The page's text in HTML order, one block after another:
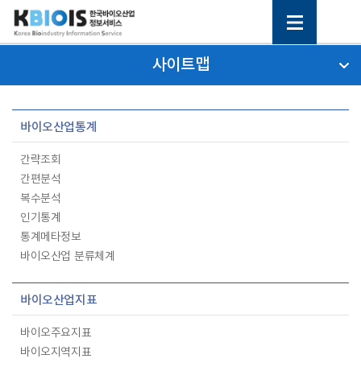
사이트맵
바이오산업통계
간략조회
간편분석
복수분석
인기통계
통계메타정보
바이오산업 분류체계
바이오산업지표
바이오주요지표
바이오지역지표